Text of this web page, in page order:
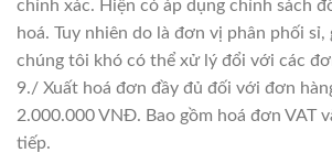
chính xác. Hiện có áp dụng chính sách
hoá. Tuy nhiên do là đơn vị phân phối sỉ,
chúng tôi khó có thể xử lý đổi với các
9./ Xuất hoá đơn đầy đủ đối với đơn
2.000.000 VNĐ. Bao gồm hoá đơn VAT
tiếp.